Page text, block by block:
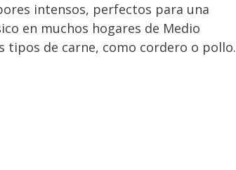
intensos, perfectos para una
en muchos hogares de Medio
de carne, como cordero o pollo.